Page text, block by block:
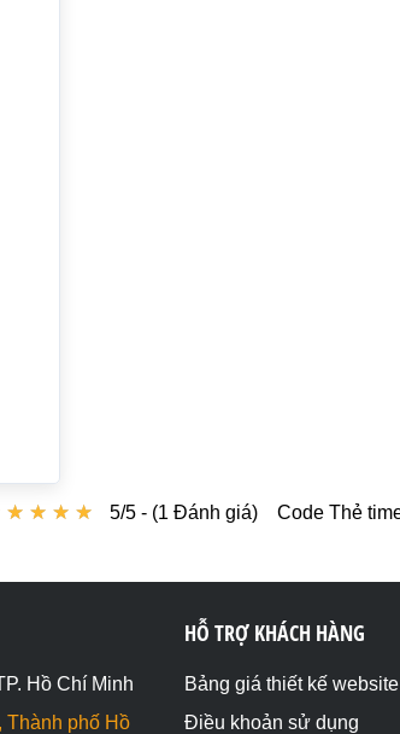
Code Thẻ
★ ★ ★ ★
★ ★ ★ ★ 5/5 - (1 Đánh giá)
Hồ Chí Minh
Thành phố Hồ
HỖ TRỢ KHÁCH HÀNG
Bảng giá thiết kế website
Điều khoản sử dụng